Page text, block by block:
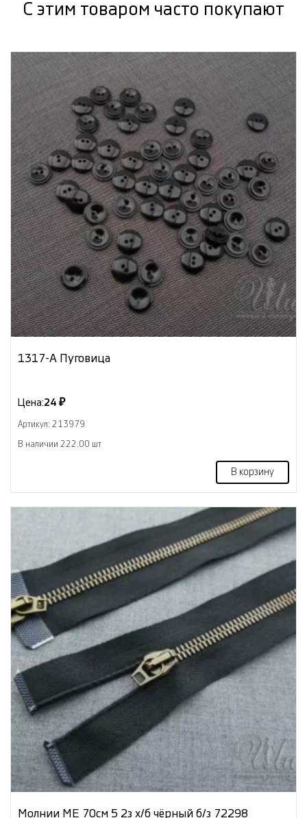
С этим товаром часто покупают
1317-А Пуговица
Цена:24 ₽
Артикул: 213979
В наличии 222.00 шт
В корзину
Молнии МЕ 70см 5 2з х/б чёрный б/з 72298